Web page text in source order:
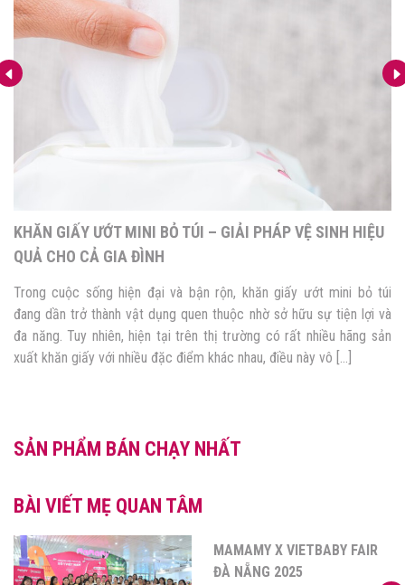
BẦU 3 THÁNG ĐẦU ĂN RAU ĐẮNG ĐƯỢC KHÔNG? HẠN
CHẾ NHÉ MẸ ƠI!
Rau đắng vốn được coi là một loại thảo dược trong Đông y. Đồng
thời cũng là món canh yêu thích của nhiều người với vị đắng đặc
trưng. Vậy đối với bà bầu 3 tháng đầu ăn rau đắng được không?
Cùng theo dõi bài chia sẻ dưới đây của Góc của mẹ để […]
SẢN PHẨM BÁN CHẠY NHẤT
BÀI VIẾT MẸ QUAN TÂM
MAMAMY – TỰ HÀO GỌI
“THƯƠNG HIỆU MẸ VÀ BÉ